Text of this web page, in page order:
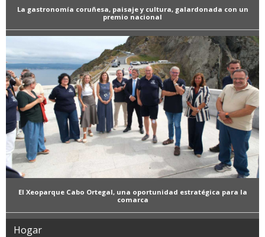
La gastronomía coruñesa, paisaje y cultura, galardonada con un
premio nacional
El Xeoparque Cabo Ortegal, una oportunidad estratégica para la
comarca
Hogar